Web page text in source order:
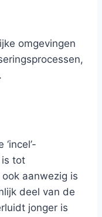
omgevingen
is tot
aanwezig is
deel van de
jonger is